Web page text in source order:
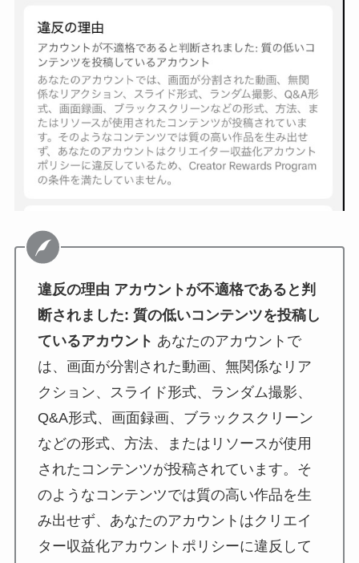
違反の理由 アカウントが不適格であると判
断されました: 質の低いコンテンツを投稿し
ているアカウント あなたのアカウントで
は、画面が分割された動画、無関係なリア
クション、スライド形式、ランダム撮影、
Q&A形式、画面録画、ブラックスクリーン
などの形式、方法、またはリソースが使用
されたコンテンツが投稿されています。そ
のようなコンテンツでは質の高い作品を生
み出せず、あなたのアカウントはクリエイ
ター収益化アカウントポリシーに違反して